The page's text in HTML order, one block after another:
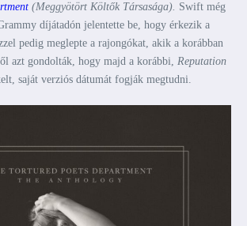
(Meggyötört Költők Társasága). Swift még
díjátadón jelentette be, hogy érkezik a
pedig meglepte a rajongókat, akik a korábban
azt gondolták, hogy majd a korábbi, Reputation
saját verziós dátumát fogják megtudni.